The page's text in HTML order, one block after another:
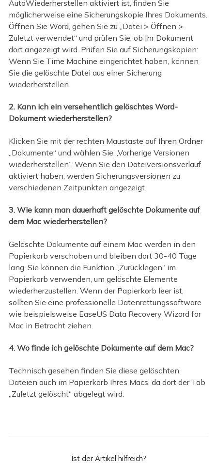
AutoWiederherstellen aktiviert ist, finden Sie
möglicherweise eine Sicherungskopie Ihres Dokuments.
Öffnen Sie Word, gehen Sie zu „Datei > Öffnen >
Zuletzt verwendet“ und prüfen Sie, ob Ihr Dokument
dort angezeigt wird. Prüfen Sie auf Sicherungskopien:
Wenn Sie Time Machine eingerichtet haben, können
Sie die gelöschte Datei aus einer Sicherung
wiederherstellen.
2. Kann ich ein versehentlich gelöschtes Word-
Dokument wiederherstellen?
Klicken Sie mit der rechten Maustaste auf Ihren Ordner
„Dokumente“ und wählen Sie „Vorherige Versionen
wiederherstellen“. Wenn Sie den Dateiversionsverlauf
aktiviert haben, werden Sicherungsversionen zu
verschiedenen Zeitpunkten angezeigt.
3. Wie kann man dauerhaft gelöschte Dokumente auf
dem Mac wiederherstellen?
Gelöschte Dokumente auf einem Mac werden in den
Papierkorb verschoben und bleiben dort 30-40 Tage
lang. Sie können die Funktion „Zurücklegen“ im
Papierkorb verwenden, um gelöschte Elemente
wiederherzustellen. Wenn der Papierkorb leer ist,
sollten Sie eine professionelle Datenrettungssoftware
wie beispielsweise EaseUS Data Recovery Wizard for
Mac in Betracht ziehen.
4. Wo finde ich gelöschte Dokumente auf dem Mac?
Technisch gesehen finden Sie diese gelöschten
Dateien auch im Papierkorb Ihres Macs, da dort der Tab
„Zuletzt gelöscht“ abgelegt wird.
Ist der Artikel hilfreich?